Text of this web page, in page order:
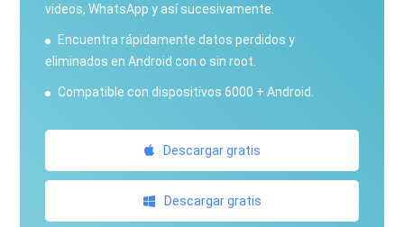
videos, WhatsApp y así sucesivamente.
Encuentra rápidamente datos perdidos y
eliminados en Android con o sin root.
Compatible con dispositivos 6000 + Android.
Descargar gratis
Descargar gratis